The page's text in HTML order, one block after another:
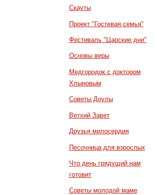
Скауты
Проект "Гостевая семья"
Фестиваль "Царские дни"
Основы веры
Медгородок с доктором
Хлыновым
Советы Доулы
Ветхий Завет
Друзья милосердия
Песочница для взрослых
Что день грядущий нам
готовит
Советы молодой маме